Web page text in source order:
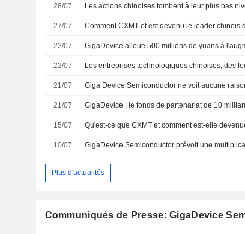
28/07
27/07 Comment CXMT et est devenu le leader chinois
22/07
22/07
21/07
21/07
15/07
10/07
Plus d'actualités
Communiqués de Presse: GigaDevice